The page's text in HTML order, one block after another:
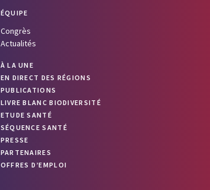
ÉQUIPE
Congrès
Actualités
À LA UNE
EN DIRECT DES RÉGIONS
PUBLICATIONS
LIVRE BLANC BIODIVERSITÉ
ETUDE SANTÉ
SÉQUENCE SANTÉ
PRESSE
PARTENAIRES
OFFRES D’EMPLOI